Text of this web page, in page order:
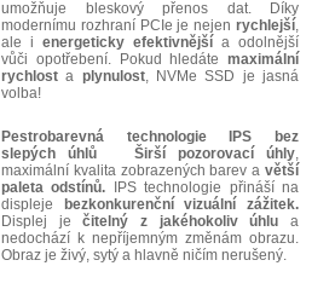
umožňuje bleskový přenos dat. Díky
modernímu rozhraní PCIe je nejen rychlejší,
ale i energeticky efektivnější a odolnější
vůči opotřebení. Pokud hledáte maximální
rychlost a plynulost, NVMe SSD je jasná
volba!
Pestrobarevná technologie IPS bez
slepých úhlů
Širší pozorovací úhly,
maximální kvalita zobrazených barev a větší
paleta odstínů. IPS technologie přináší na
displeje
bezkonkurenční vizuální zážitek.
Displej ječitelný z jakéhokoliv úhlu a
nedochází k nepříjemným změnám obrazu.
Obraz je živý, sytý a hlavně ničím nerušený.